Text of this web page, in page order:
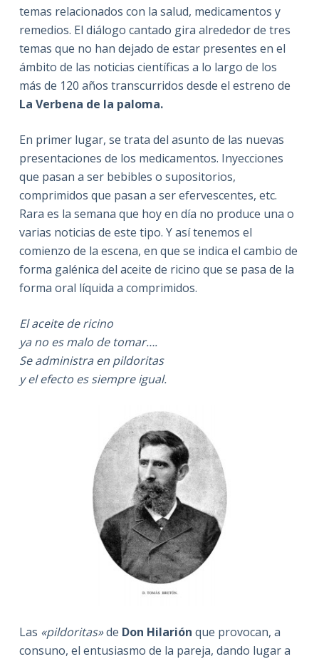
temas relacionados con la salud, medicamentos y
remedios. El diálogo cantado gira alrededor de tres
temas que no han dejado de estar presentes en el
ámbito de las noticias científicas a lo largo de los
más de 120 años transcurridos desde el estreno de
La Verbena de la paloma.
En primer lugar, se trata del asunto de las nuevas
presentaciones de los medicamentos. Inyecciones
que pasan a ser bebibles o supositorios,
comprimidos que pasan a ser efervescentes, etc.
Rara es la semana que hoy en día no produce una o
varias noticias de este tipo. Y así tenemos el
comienzo de la escena, en que se indica el cambio de
forma galénica del aceite de ricino que se pasa de la
forma oral líquida a comprimidos.
El aceite de ricino
ya no es malo de tomar….
Se administra en pildoritas
y el efecto es siempre igual.
Las «pildoritas»de Don Hilarión que provocan, a
consuno, el entusiasmo de la pareja, dando lugar a